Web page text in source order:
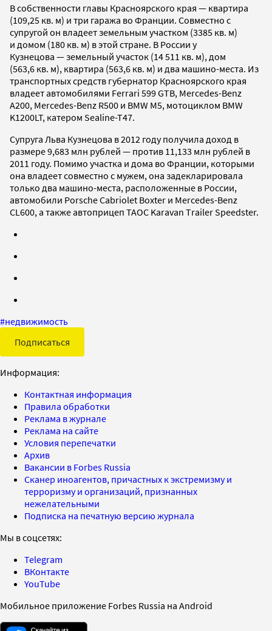
В собственности главы Красноярского края — квартира
(109,25 кв. м) и три гаража во Франции. Совместно с
супругой он владеет земельным участком (3385 кв. м)
и домом (180 кв. м) в этой стране. В России у
Кузнецова — земельный участок (14 511 кв. м), дом
(563,6 кв. м), квартира (563,6 кв. м) и два машино-места. Из
транспортных средств губернатор Красноярского края
владеет автомобилями Ferrari 599 GTB, Mercedes-Benz
A200, Mercedes-Benz R500 и BMW М5, мотоциклом BMW
K1200LT, катером Sealine-T47.
Супруга Льва Кузнецова в 2012 году получила доход в
размере 9,683 млн рублей — против 11,133 млн рублей в
2011 году. Помимо участка и дома во Франции, которыми
она владеет совместно с мужем, она задекларировала
только два машино-места, расположенные в России,
автомобили Porsche Cabriolet Boxter и Mercedes-Benz
CL600, а также автоприцеп ТАОС Karavan Тrailer Speedster.
#недвижимость
Подписаться
Информация:
Контактная информация
Правила обработки
Реклама в журнале
Реклама на сайте
Условия перепечатки
Архив
Вакансии в Forbes Russia
Сканер иноагентов, причастных к экстремизму и
терроризму и организаций, признанных
нежелательными
Подписка на печатную версию журнала
Мы в соцсетях:
Telegram
ВКонтакте
YouTube
Мобильное приложение Forbes Russia на Android